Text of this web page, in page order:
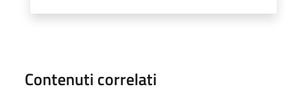
Contenuti correlati